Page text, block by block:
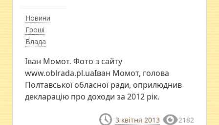
Новини
Гроші
Влада
Іван Момот. Фото з сайту
www.oblrada.pl.uaІван Момот, голова
Полтавської обласної ради, оприлюднив
декларацію про доходи за 2012 рік.
3 квітня 2013 2182